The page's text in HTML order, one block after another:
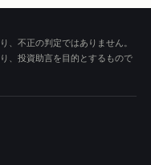
、不正の判定ではありません。
、投資助言を目的とするもので